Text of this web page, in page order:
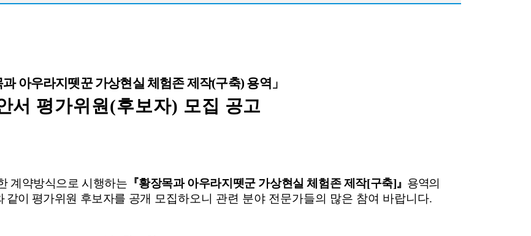
과 아우라지뗏꾼 가상현실 체험존 제작(구축) 용역 」
서 평가위원 (후보자) 모집 공고
계약방식으로 시행하는 『황장목과 아우라지뗏군 가상현실 체험존 제작[구축]』 용역의
같이 평가위원 후보자를 공개 모집하오니 관련 분야 전문가들의 많은 참여 바랍니다.